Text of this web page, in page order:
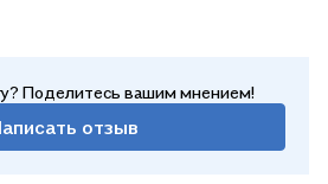
Поделитесь вашим мнением!
отзыв